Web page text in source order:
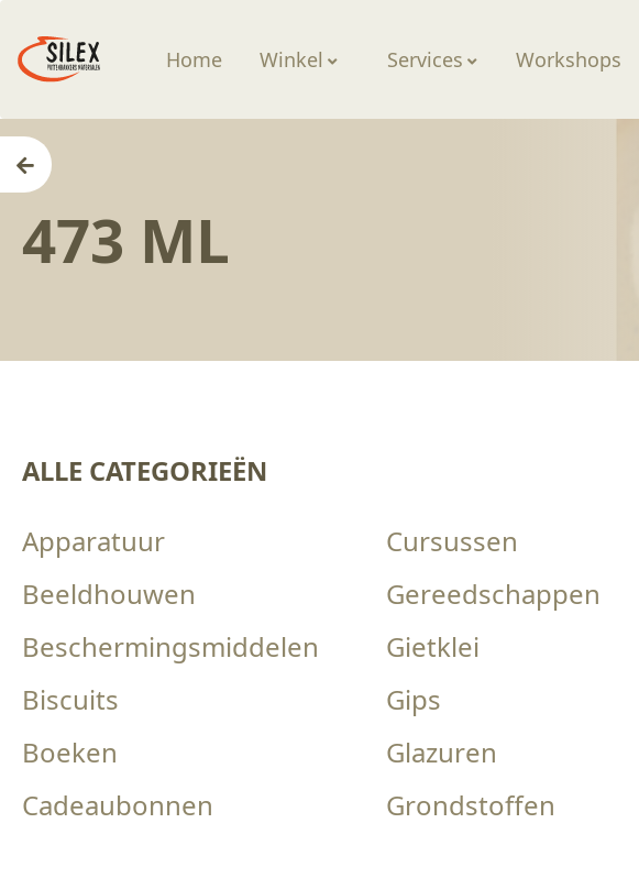
Home Winkel Services Workshops
473 ML
ALLE CATEGORIEËN
Apparatuur
Beeldhouwen
Beschermingsmiddelen
Biscuits
Boeken
Cadeaubonnen
Cursussen
Gereedschappen
Gietklei
Gips
Glazuren
Grondstoffen